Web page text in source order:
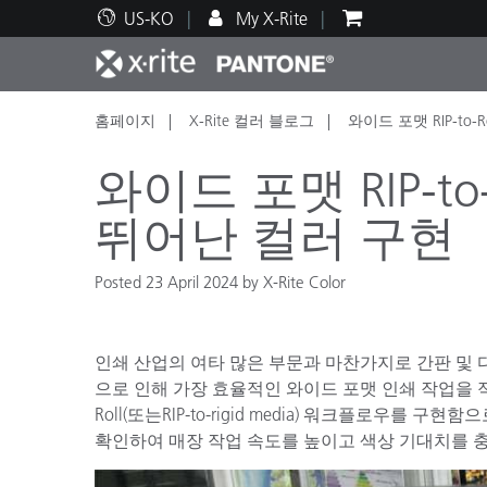
US-KO My X-Rite
주요 제품 제품
인쇄 및 패키징 페인
기술 지원 서비
교육 리소스 교육
홈페이지 X-Rite 컬러 블로그 와이드 포맷 RIP-to-
와이드 포맷 RIP-
뛰어난 컬러 구현
Posted 23 April 2024 by X-Rite Color
인쇄 산업의 여타 많은 부문과 마찬가지로 간판 및
으로 인해 가장 효율적인 와이드 포맷 인쇄 작업을
Roll(또는RIP-to-rigid media) 워크플로우를 구현함
확인하여 매장 작업 속도를 높이고 색상 기대치를